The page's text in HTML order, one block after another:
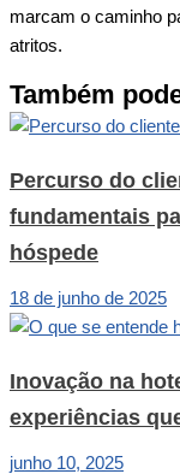
marcam o caminho
atritos.
Também
Percurso do
fundamentais
hóspede
18 de junho de 2025
Inovação na
experiências
junho 10, 2025